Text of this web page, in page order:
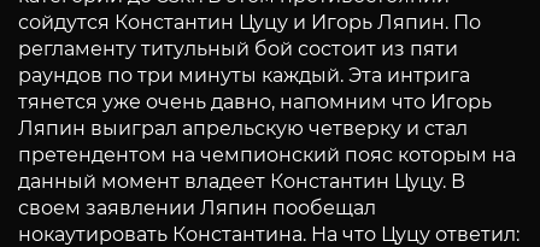
сойдутся Константин Цуцу и Игорь Ляпин. По
регламенту титульный бой состоит из пяти
раундов по три минуты каждый. Эта интрига
тянется уже очень давно, напомним что Игорь
Ляпин выиграл апрельскую четверку и стал
претендентом на чемпионский пояс которым на
данный момент владеет Константин Цуцу. В
своем заявлении Ляпин пообещал
нокаутировать Константина. На что Цуцу ответил: